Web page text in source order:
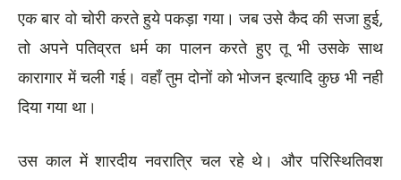
एक बार वो चोरी करते हुये पकड़ा गया। जब उसे कैद की सजा हुई,
तो अपने पतिव्रत धर्म का पालन करते हुए तू भी उसके साथ
कारागार में चली गई। वहाँ तुम दोनों को भोजन इत्यादि कुछ भी नही
दिया गया था।
उस काल में शारदीय नवरात्रि चल रहे थे। और परिस्थितिवश